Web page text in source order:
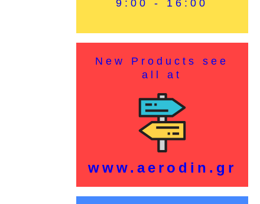
9:00 - 16:00
New Products see
all at
www.aerodin.gr